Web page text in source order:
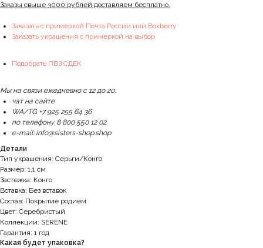
Заказы свыше 3000 рублей доставляем бесплатно.
Заказать с примеркой Почта России или Boxberry
Заказать украшения с примеркой на выбор
Подобрать ПВЗ СДЕК
Мы на связи ежедневно с 12 до 20:
чат на сайте
WA/TG +7 925 255 64 36
по телефону 8 800 550 12 02
e-mail: info@sisters-shop.shop
Детали
Тип украшения: Серьги/Конго
Размер: 1,1 см
Застежка: Конго
Вставка: Без вставок
Состав: Покрытие родием
Цвет: Серебристый
Коллекции: SERENE
Гарантия: 1 год
Какая будет упаковка?